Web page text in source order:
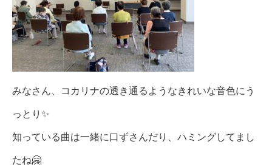
みなさん、コカリナの透き通るようなきれいな音色にう
っとり✨
知っている曲は一緒に口ずさんだり、ハミングしてまし
たね🤗